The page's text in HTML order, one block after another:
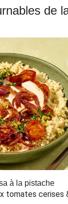
de
à la pistache
tomates cerises